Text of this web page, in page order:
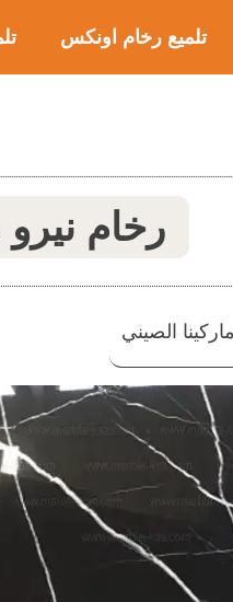
تلميع رخام اونكس
رخام نيرو
الصيني